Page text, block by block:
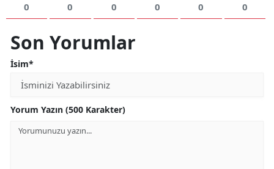
0 0 0 0 0 0
Son Yorumlar
İsim*
Yorum Yazın (500 Karakter)